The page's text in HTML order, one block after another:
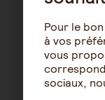
Pour le
à vos
vous
sociaux,